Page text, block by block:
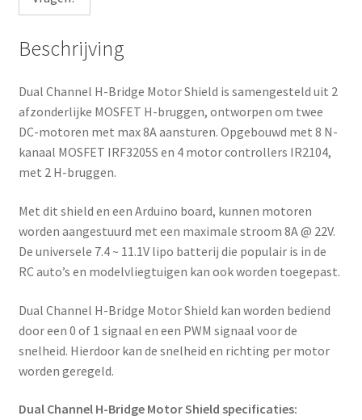
a
d
d
e
s
s
t
o
o
i
n
t
t
Beschrijving
Dual Channel H-Bridge Motor Shield is samengesteld uit 2
afzonderlijke MOSFET H-bruggen, ontworpen om twee
DC-motoren met max 8A aansturen. Opgebouwd met 8 N-
kanaal MOSFET IRF3205S en 4 motor controllers IR2104,
met 2 H-bruggen.
Met dit shield en een Arduino board, kunnen motoren
worden aangestuurd met een maximale stroom 8A @ 22V.
De universele 7.4 ~ 11.1V lipo batterij die populair is in de
RC auto’s en modelvliegtuigen kan ook worden toegepast.
Dual Channel H-Bridge Motor Shield kan worden bediend
door een 0 of 1 signaal en een PWM signaal voor de
snelheid. Hierdoor kan de snelheid en richting per motor
worden geregeld.
Dual Channel H-Bridge Motor Shield specificaties: